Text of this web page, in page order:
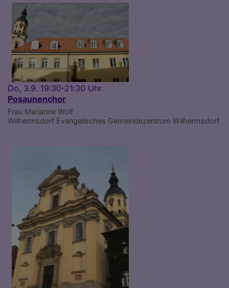
Do, 3.9. 19:30-21:30 Uhr
Posaunenchor
Frau Marianne Wolf
Wilhermsdorf Evangelisches Gemeindezentrum Wilhermsdorf